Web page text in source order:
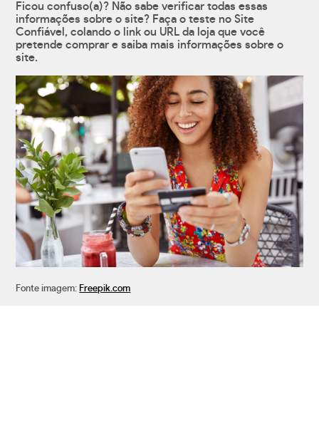
Ficou confuso(a)? Não sabe verificar todas essas
informações sobre o site? Faça o teste no Site
Confiável, colando o link ou URL da loja que você
pretende comprar e saiba mais informações sobre o
site.
Fonte imagem: Freepik.com